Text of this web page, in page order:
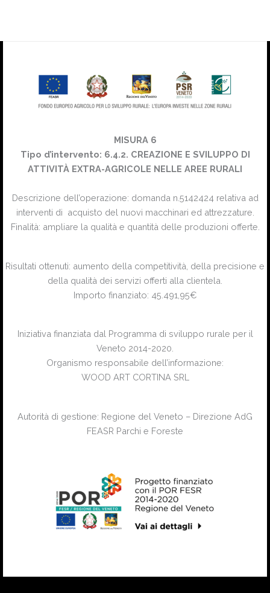
MISURA 6
Tipo d’intervento: 6.4.2. CREAZIONE E SVILUPPO DI
ATTIVITÀ EXTRA-AGRICOLE NELLE AREE RURALI
Descrizione dell’operazione: domanda n.5142424 relativa ad
interventi di acquisto del nuovi macchinari ed attrezzature.
Finalità: ampliare la qualità e quantità delle produzioni offerte.
Risultati ottenuti: aumento della competitività, della precisione e
della qualità dei servizi offerti alla clientela.
Importo finanziato: 45.491,95€
Iniziativa finanziata dal Programma di sviluppo rurale per il
Veneto 2014-2020.
Organismo responsabile dell’informazione:
WOOD ART CORTINA SRL
Autorità di gestione: Regione del Veneto – Direzione AdG
FEASR Parchi e Foreste